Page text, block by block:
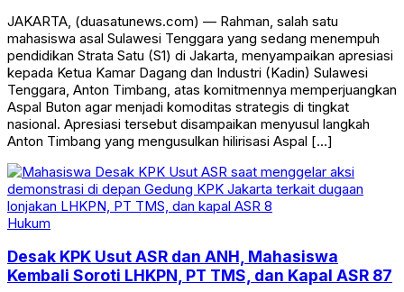
JAKARTA, (duasatunews.com) — Rahman, salah satu
mahasiswa asal Sulawesi Tenggara yang sedang menempuh
pendidikan Strata Satu (S1) di Jakarta, menyampaikan apresiasi
kepada Ketua Kamar Dagang dan Industri (Kadin) Sulawesi
Tenggara, Anton Timbang, atas komitmennya memperjuangkan
Aspal Buton agar menjadi komoditas strategis di tingkat
nasional. Apresiasi tersebut disampaikan menyusul langkah
Anton Timbang yang mengusulkan hilirisasi Aspal […]
Hukum
Desak KPK Usut ASR dan ANH, Mahasiswa
Kembali Soroti LHKPN, PT TMS, dan Kapal ASR 87